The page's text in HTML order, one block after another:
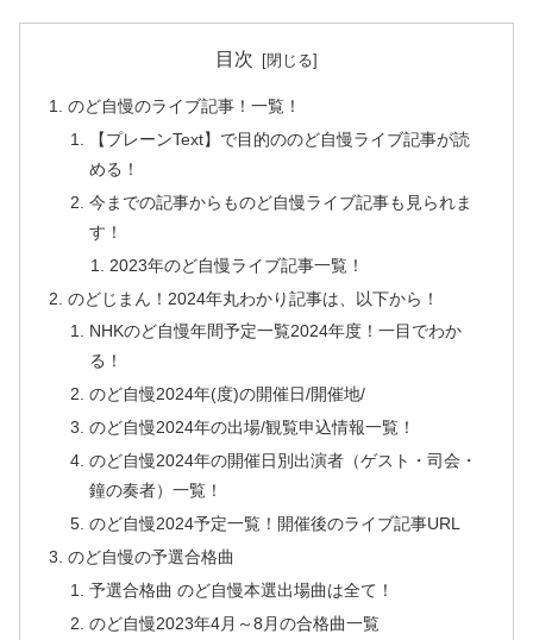
目次
のど自慢のライブ記事！一覧！
【プレーンText】で目的ののど自慢ライブ記事が読
める！
今までの記事からものど自慢ライブ記事も見られま
す！
2023年のど自慢ライブ記事一覧！
のどじまん！2024年丸わかり記事は、以下から！
NHKのど自慢年間予定一覧2024年度！一目でわか
る！
のど自慢2024年(度)の開催日/開催地/
のど自慢2024年の出場/観覧申込情報一覧！
のど自慢2024年の開催日別出演者（ゲスト・司会・
鐘の奏者）一覧！
のど自慢2024予定一覧！開催後のライブ記事URL
のど自慢の予選合格曲
予選合格曲 のど自慢本選出場曲は全て！
のど自慢2023年4月～8月の合格曲一覧